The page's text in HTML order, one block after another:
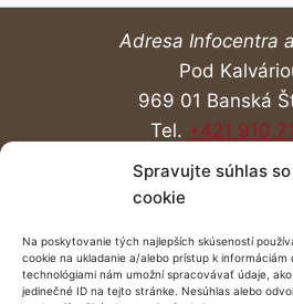
Spravujte súhlas
cookie
Na poskytovanie tých najlepších skúseností
cookie na ukladanie a/alebo prístup k informáciám
technológiami nám umožní spracovávať údaje,
jedinečné ID na tejto stránke. Nesúhlas alebo
Adresa Infocentra
Pod
969 01 Banská
Tel. +421 910
Návšteva O Kalvárii
Sídlo